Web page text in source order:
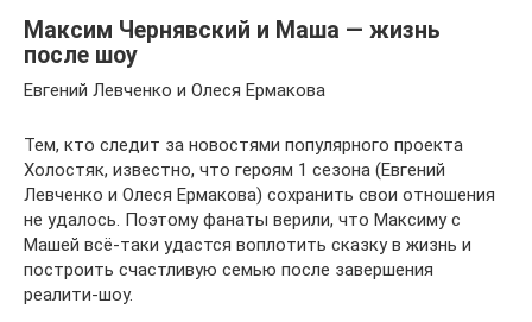
Максим Чернявский и Маша — жизнь
после шоу
Евгений Левченко и Олеся Ермакова
Тем, кто следит за новостями популярного проекта
Холостяк, известно, что героям 1 сезона (Евгений
Левченко и Олеся Ермакова) сохранить свои отношения
не удалось. Поэтому фанаты верили, что Максиму с
Машей всё-таки удастся воплотить сказку в жизнь и
построить счастливую семью после завершения
реалити-шоу.